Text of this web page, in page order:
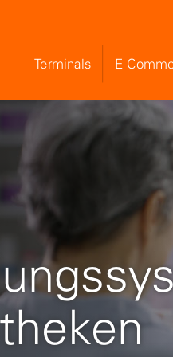
Terminals E-